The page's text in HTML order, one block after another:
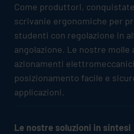
Come produttori,
scrivanie ergonomiche per
studenti con regolazione in
angolazione. Le nostre molle
azionamenti
posizionamento facile e
applicazioni.
Le nostre soluzioni in sintesi